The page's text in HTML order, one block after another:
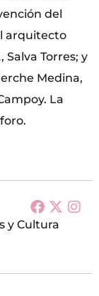
del
arquitecto
Salva Torres; y
Medina,
La
y Cultura